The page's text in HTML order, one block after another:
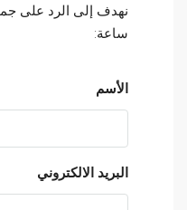
ساعة:
الأسم
البريد الالكتروني